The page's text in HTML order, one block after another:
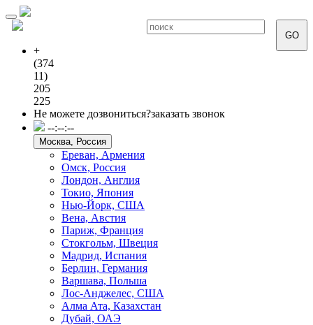
Toggle
navigation
GO
+
(374
11)
205
225
Не можете дозвониться?заказать звонок
--:--:--
Москва, Россия
Ереван, Армения
Омск, Россия
Лондон, Англия
Токио, Япония
Нью-Йорк, США
Вена, Австия
Париж, Франция
Стокгольм, Швеция
Мадрид, Испания
Берлин, Германия
Варшава, Польша
Лос-Анджелес, США
Алма Ата, Казахстан
Дубай, ОАЭ